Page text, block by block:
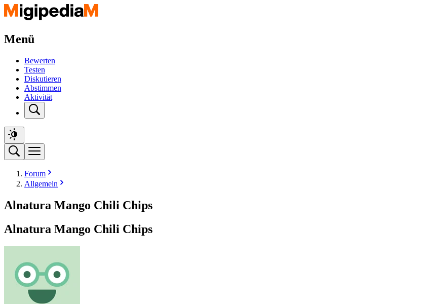
Menü
Bewerten
Testen
Diskutieren
Abstimmen
Aktivität
Forum
Allgemein
Alnatura Mango Chili Chips
Alnatura Mango Chili Chips